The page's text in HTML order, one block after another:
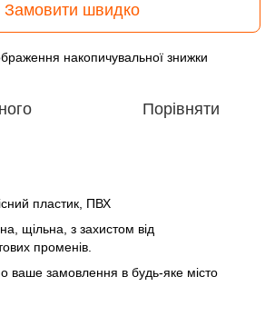
Замовити швидко
накопичувальної знижки
Порівняти
пластик, ПВХ
щільна, з захистом від
променів.
ваше замовлення в будь-яке місто